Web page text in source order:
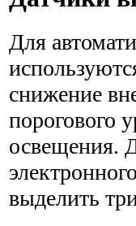
Для
снижение
порогового
освещения.
выделить